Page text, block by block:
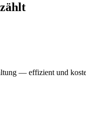
— effizient und